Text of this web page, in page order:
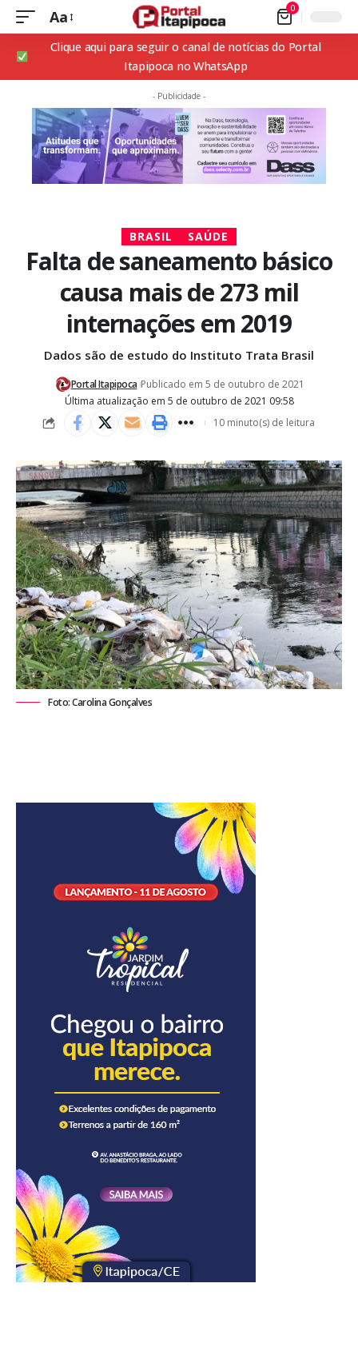
Aa 0
Clique aqui para seguir o canal de notícias do Portal
Itapipoca no WhatsApp
- Publicidade -
BRASIL SAÚDE
Falta de saneamento básico
causa mais de 273 mil
internações em 2019
Dados são de estudo do Instituto Trata Brasil
Última atualização em 5 de outubro de 2021 09:58
Portal Itapipoca Publicado em 5 de outubro de 2021
10 minuto(s) de leitura
Foto: Carolina Gonçalves